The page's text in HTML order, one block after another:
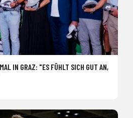
IN GRAZ: "ES FÜHLT SICH GUT AN,